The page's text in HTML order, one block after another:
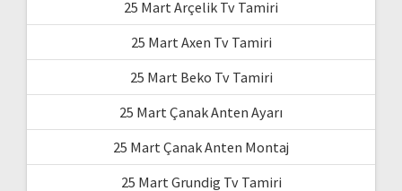
25 Mart Arçelik Tv Tamiri
25 Mart Axen Tv Tamiri
25 Mart Beko Tv Tamiri
25 Mart Çanak Anten Ayarı
25 Mart Çanak Anten Montaj
25 Mart Grundig Tv Tamiri